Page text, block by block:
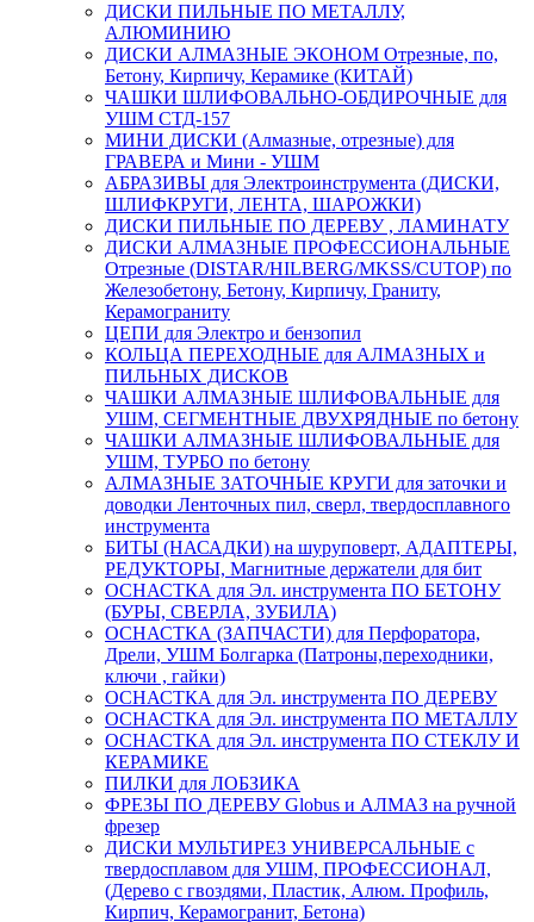
ДИСКИ ПИЛЬНЫЕ ПО МЕТАЛЛУ,
АЛЮМИНИЮ
ДИСКИ АЛМАЗНЫЕ ЭКОНОМ Отрезные, по,
Бетону, Кирпичу, Керамике (КИТАЙ)
ЧАШКИ ШЛИФОВАЛЬНО-ОБДИРОЧНЫЕ для
УШМ СТД-157
МИНИ ДИСКИ (Алмазные, отрезные) для
ГРАВЕРА и Мини - УШМ
АБРАЗИВЫ для Электроинструмента (ДИСКИ,
ШЛИФКРУГИ, ЛЕНТА, ШАРОЖКИ)
ДИСКИ ПИЛЬНЫЕ ПО ДЕРЕВУ , ЛАМИНАТУ
ДИСКИ АЛМАЗНЫЕ ПРОФЕССИОНАЛЬНЫЕ
Отрезные (DISTAR/HILBERG/MKSS/CUTOP) по
Железобетону, Бетону, Кирпичу, Граниту,
Керамограниту
ЦЕПИ для Электро и бензопил
КОЛЬЦА ПЕРЕХОДНЫЕ для АЛМАЗНЫХ и
ПИЛЬНЫХ ДИСКОВ
ЧАШКИ АЛМАЗНЫЕ ШЛИФОВАЛЬНЫЕ для
УШМ, СЕГМЕНТНЫЕ ДВУХРЯДНЫЕ по бетону
ЧАШКИ АЛМАЗНЫЕ ШЛИФОВАЛЬНЫЕ для
УШМ, ТУРБО по бетону
АЛМАЗНЫЕ ЗАТОЧНЫЕ КРУГИ для заточки и
доводки Ленточных пил, сверл, твердосплавного
инструмента
БИТЫ (НАСАДКИ) на шуруповерт, АДАПТЕРЫ,
РЕДУКТОРЫ, Магнитные держатели для бит
ОСНАСТКА для Эл. инструмента ПО БЕТОНУ
(БУРЫ, СВЕРЛА, ЗУБИЛА)
ОСНАСТКА (ЗАПЧАСТИ) для Перфоратора,
Дрели, УШМ Болгарка (Патроны,переходники,
ключи , гайки)
ОСНАСТКА для Эл. инструмента ПО ДЕРЕВУ
ОСНАСТКА для Эл. инструмента ПО МЕТАЛЛУ
ОСНАСТКА для Эл. инструмента ПО СТЕКЛУ И
КЕРАМИКЕ
ПИЛКИ для ЛОБЗИКА
ФРЕЗЫ ПО ДЕРЕВУ Globus и АЛМАЗ на ручной
фрезер
ДИСКИ МУЛЬТИРЕЗ УНИВЕРСАЛЬНЫЕ с
твердосплавом для УШМ, ПРОФЕССИОНАЛ,
(Дерево с гвоздями, Пластик, Алюм. Профиль,
Кирпич, Керамогранит, Бетона)